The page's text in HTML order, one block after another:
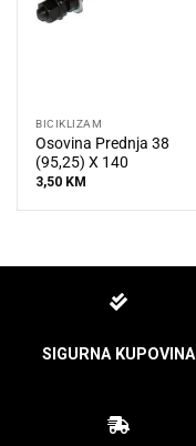
BICIKLIZAM
Osovina Prednja 38
(95,25) X 140
3,50 KM
SIGURNA KUPOVINA